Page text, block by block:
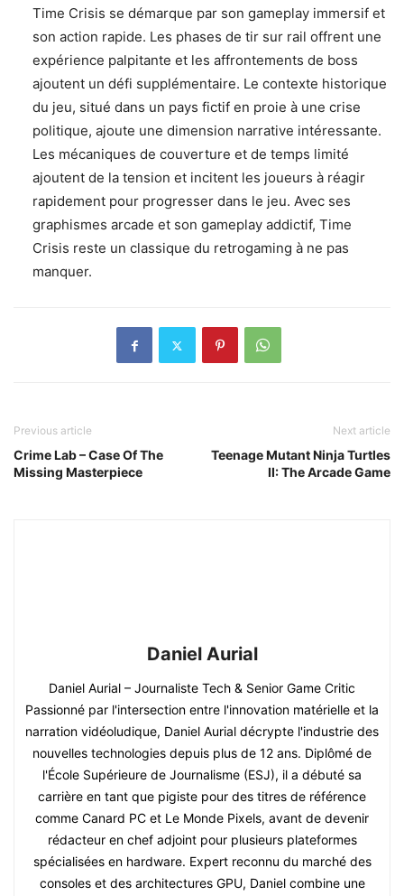
Time Crisis se démarque par son gameplay immersif et
son action rapide. Les phases de tir sur rail offrent une
expérience palpitante et les affrontements de boss
ajoutent un défi supplémentaire. Le contexte historique
du jeu, situé dans un pays fictif en proie à une crise
politique, ajoute une dimension narrative intéressante.
Les mécaniques de couverture et de temps limité
ajoutent de la tension et incitent les joueurs à réagir
rapidement pour progresser dans le jeu. Avec ses
graphismes arcade et son gameplay addictif, Time
Crisis reste un classique du retrogaming à ne pas
manquer.
Previous article
Crime Lab – Case Of The
Missing Masterpiece
Next article
Teenage Mutant Ninja Turtles
II: The Arcade Game
Daniel Aurial
Daniel Aurial – Journaliste Tech & Senior Game Critic
Passionné par l'intersection entre l'innovation matérielle et la
narration vidéoludique, Daniel Aurial décrypte l'industrie des
nouvelles technologies depuis plus de 12 ans. Diplômé de
l'École Supérieure de Journalisme (ESJ), il a débuté sa
carrière en tant que pigiste pour des titres de référence
comme Canard PC et Le Monde Pixels, avant de devenir
rédacteur en chef adjoint pour plusieurs plateformes
spécialisées en hardware. Expert reconnu du marché des
consoles et des architectures GPU, Daniel combine une